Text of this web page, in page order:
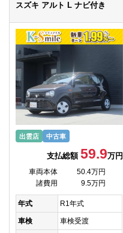
スズキ アルト L ナビ付き
出雲店 中古車
支払総額 59.9万円
車両本体
50.4万円
諸費用
9.5万円
年式 R1年式
車検 車検受渡